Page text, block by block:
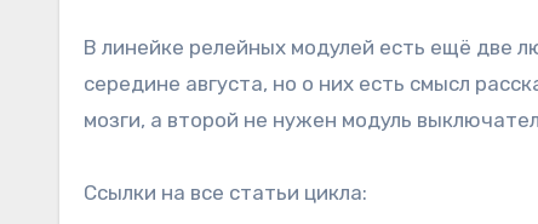
В линейке релейных модулей есть ещё две
середине августа, но о них есть смысл
мозги, а второй не нужен модуль
Ссылки на все статьи цикла: